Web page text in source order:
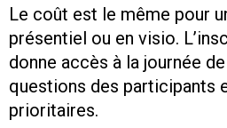
Le coût est le même pour
présentiel ou en visio.
donne accès à la journée
questions des participants
prioritaires.